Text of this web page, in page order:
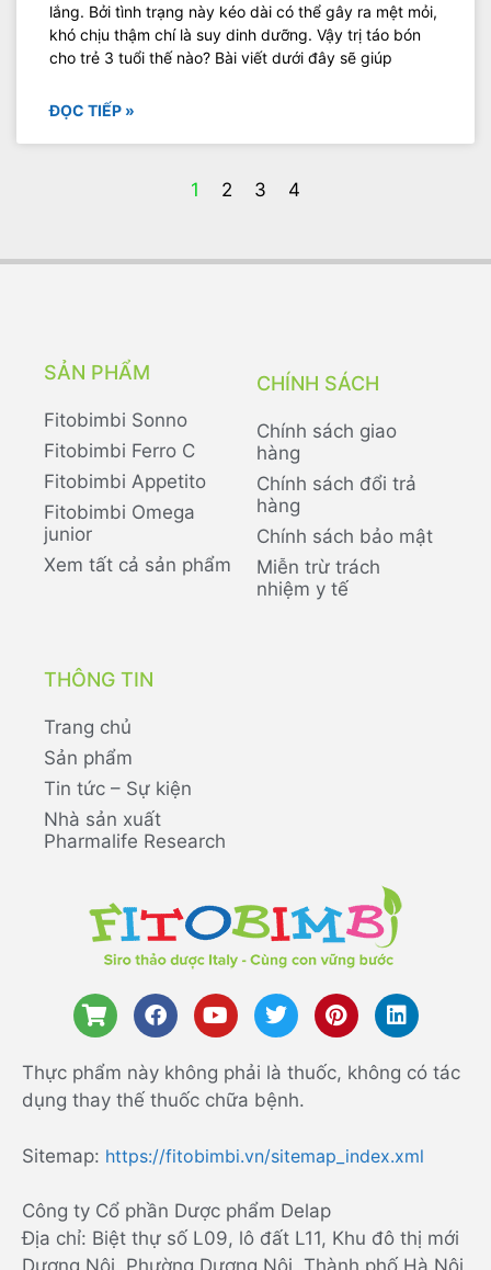
lắng. Bởi tình trạng này kéo dài có thể gây ra mệt mỏi,
khó chịu thậm chí là suy dinh dưỡng. Vậy trị táo bón
cho trẻ 3 tuổi thế nào? Bài viết dưới đây sẽ giúp
ĐỌC TIẾP »
1 2 3 4
SẢN PHẨM
Fitobimbi Sonno
Fitobimbi Ferro C
Fitobimbi Appetito
Fitobimbi Omega
junior
Xem tất cả sản phẩm
CHÍNH SÁCH
Chính sách giao
hàng
Chính sách đổi trả
hàng
Chính sách bảo mật
Miễn trừ trách
nhiệm y tế
THÔNG TIN
Trang chủ
Sản phẩm
Tin tức – Sự kiện
Nhà sản xuất
Pharmalife Research
Thực phẩm này không phải là thuốc, không có tác
dụng thay thế thuốc chữa bệnh.
Sitemap: https://fitobimbi.vn/sitemap_index.xml
Công ty Cổ phần Dược phẩm Delap
Địa chỉ: Biệt thự số L09, lô đất L11, Khu đô thị mới